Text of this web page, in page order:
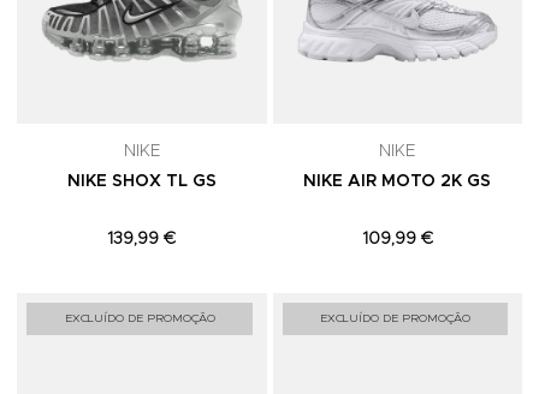
NIKE
NIKE SHOX TL GS
139,99 €
NIKE
NIKE AIR MOTO 2K GS
109,99 €
EXCLUÍDO DE PROMOÇÃO Adicionar aos Favoritos
EXCLUÍDO DE PROMOÇÃO